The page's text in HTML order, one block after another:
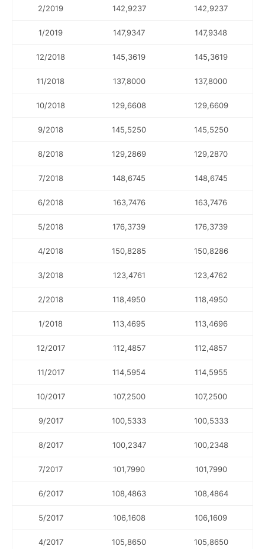
2/2019 142,9237 142,9237
1/2019 147,9347 147,9348
12/2018 145,3619 145,3619
11/2018 137,8000 137,8000
10/2018 129,6608 129,6609
9/2018 145,5250 145,5250
8/2018 129,2869 129,2870
7/2018 148,6745 148,6745
6/2018 163,7476 163,7476
5/2018 176,3739 176,3739
4/2018 150,8285 150,8286
3/2018 123,4761 123,4762
2/2018 118,4950 118,4950
1/2018 113,4695 113,4696
12/2017 112,4857 112,4857
11/2017 114,5954 114,5955
10/2017 107,2500 107,2500
9/2017 100,5333 100,5333
8/2017 100,2347 100,2348
7/2017 101,7990 101,7990
6/2017 108,4863 108,4864
5/2017 106,1608 106,1609
4/2017 105,8650 105,8650